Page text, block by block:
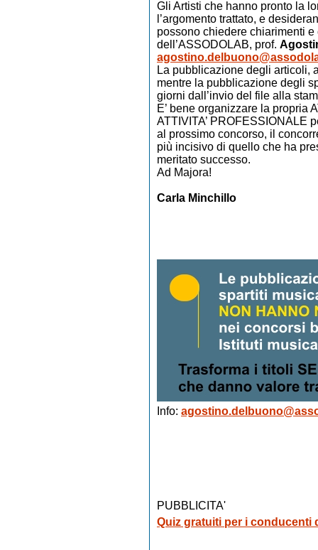
Gli Artisti che hanno pronto la
l’argomento trattato, e
possono chiedere chiarimenti
dell’ASSODOLAB, prof.
La pubblicazione degli articoli,
mentre la pubblicazione degli
giorni dall’invio del file alla
E’ bene organizzare la propria
ATTIVITA’ PROFESSIONALE
al prossimo concorso, il
più incisivo di quello che ha
meritato successo.
Ad Majora!
Carla Minchillo
Info:
PUBBLICITA'
Quiz gratuiti per i conducenti